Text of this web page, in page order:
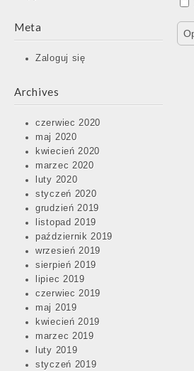
Meta
Zaloguj się
Archives
czerwiec 2020
maj 2020
kwiecień 2020
marzec 2020
luty 2020
styczeń 2020
grudzień 2019
listopad 2019
październik 2019
wrzesień 2019
sierpień 2019
lipiec 2019
czerwiec 2019
maj 2019
kwiecień 2019
marzec 2019
luty 2019
styczeń 2019